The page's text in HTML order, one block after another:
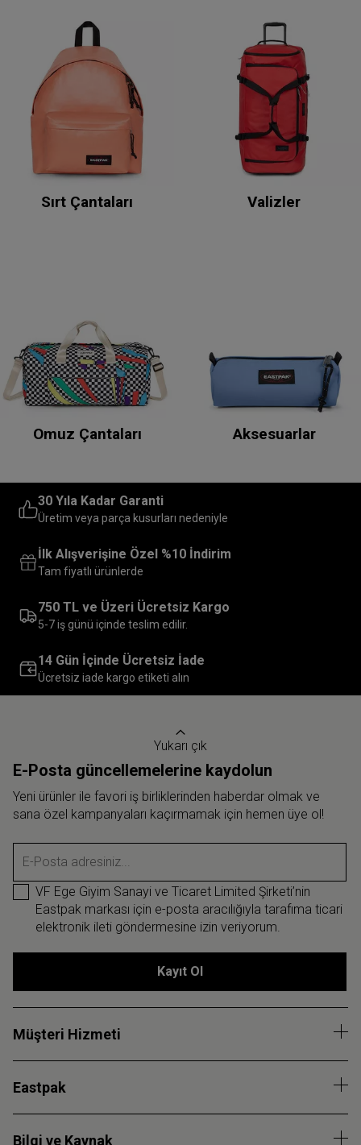
Sırt Çantaları Valizler
Omuz Çantaları Aksesuarlar
30 Yıla Kadar Garanti
Üretim veya parça kusurları nedeniyle
İlk Alışverişine Özel %10 İndirim
Tam fiyatlı ürünlerde
750 TL ve Üzeri Ücretsiz Kargo
5-7 iş günü içinde teslim edilir.
14 Gün İçinde Ücretsiz İade
Ücretsiz iade kargo etiketi alın
Yukarı çık
E-Posta güncellemelerine kaydolun
Yeni ürünler ile favori iş birliklerinden haberdar olmak ve
sana özel kampanyaları kaçırmamak için hemen üye ol!
E-Posta adresiniz...
VF Ege Giyim Sanayi ve Ticaret Limited Şirketi’nin
Eastpak markası için e-posta aracılığıyla tarafıma ticari
elektronik ileti göndermesine izin veriyorum.
Kayıt Ol
Müşteri Hizmeti
Eastpak
Bilgi ve Kaynak